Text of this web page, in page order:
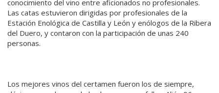
conocimiento del vino entre aficionados no profesionales.
Las catas estuvieron dirigidas por profesionales de la
Estación Enológica de Castilla y León y enólogos de la Ribera
del Duero, y contaron con la participación de unas 240
personas.
Los mejores vinos del certamen fueron los de siempre,